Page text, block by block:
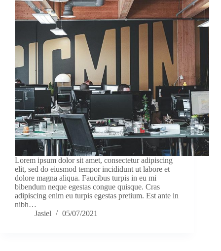
Lorem ipsum dolor sit amet, consectetur adipiscing
elit, sed do eiusmod tempor incididunt ut labore et
dolore magna aliqua. Faucibus turpis in eu mi
bibendum neque egestas congue quisque. Cras
adipiscing enim eu turpis egestas pretium. Est ante in
nibh…
Jasiel
05/07/2021